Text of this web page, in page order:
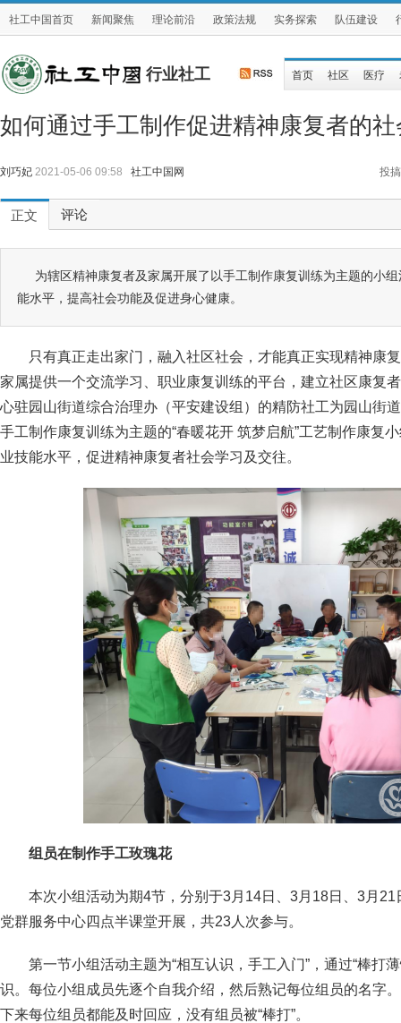
社工中国首页 新闻聚焦 理论前沿 政策法规 实务探索 队伍建设
行业社工 首页 社区 医疗
如何通过手工制作促进精神康复者的
刘巧妃 2021-05-06 09:58 社工中国网 投搞
正文 评论
为辖区精神康复者及家属开展了以手工制作康复训练为主题的小
能水平，提高社会功能及促进身心健康。
只有真正走出家门，融入社区社会，才能真正实现精神康
家属提供一个交流学习、职业康复训练的平台，建立社区康复
心驻园山街道综合治理办（平安建设组）的精防社工为园山街
手工制作康复训练为主题的“春暖花开 筑梦启航”工艺制作康复
业技能水平，促进精神康复者社会学习及交往。
组员在制作手工玫瑰花
本次小组活动为期4节，分别于3月14日、3月18日、3月
党群服务中心四点半课堂开展，共23人次参与。
第一节小组活动主题为“相互认识，手工入门”，通过“棒打
识。每位小组成员先逐个自我介绍，然后熟记每位组员的名字
下来每位组员都能及时回应，没有组员被“棒打”。